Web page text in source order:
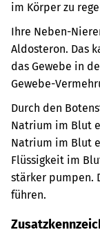
im Körper zu
Ihre Neben-
Aldosteron. Das
das Gewebe in
Gewebe-
Durch den
Natrium im Blut
Natrium im Blut
Flüssigkeit im
stärker pumpen.
führen.